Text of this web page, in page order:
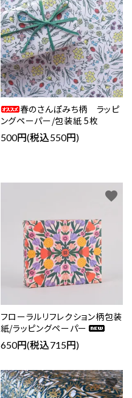
春のさんぽみち柄 ラッピ
ングペーパー/包装紙 5枚
500円(税込550円)
フローラルリフレクション柄包装
紙/ラッピングペーパー
650円(税込715円)
favorite
favorite